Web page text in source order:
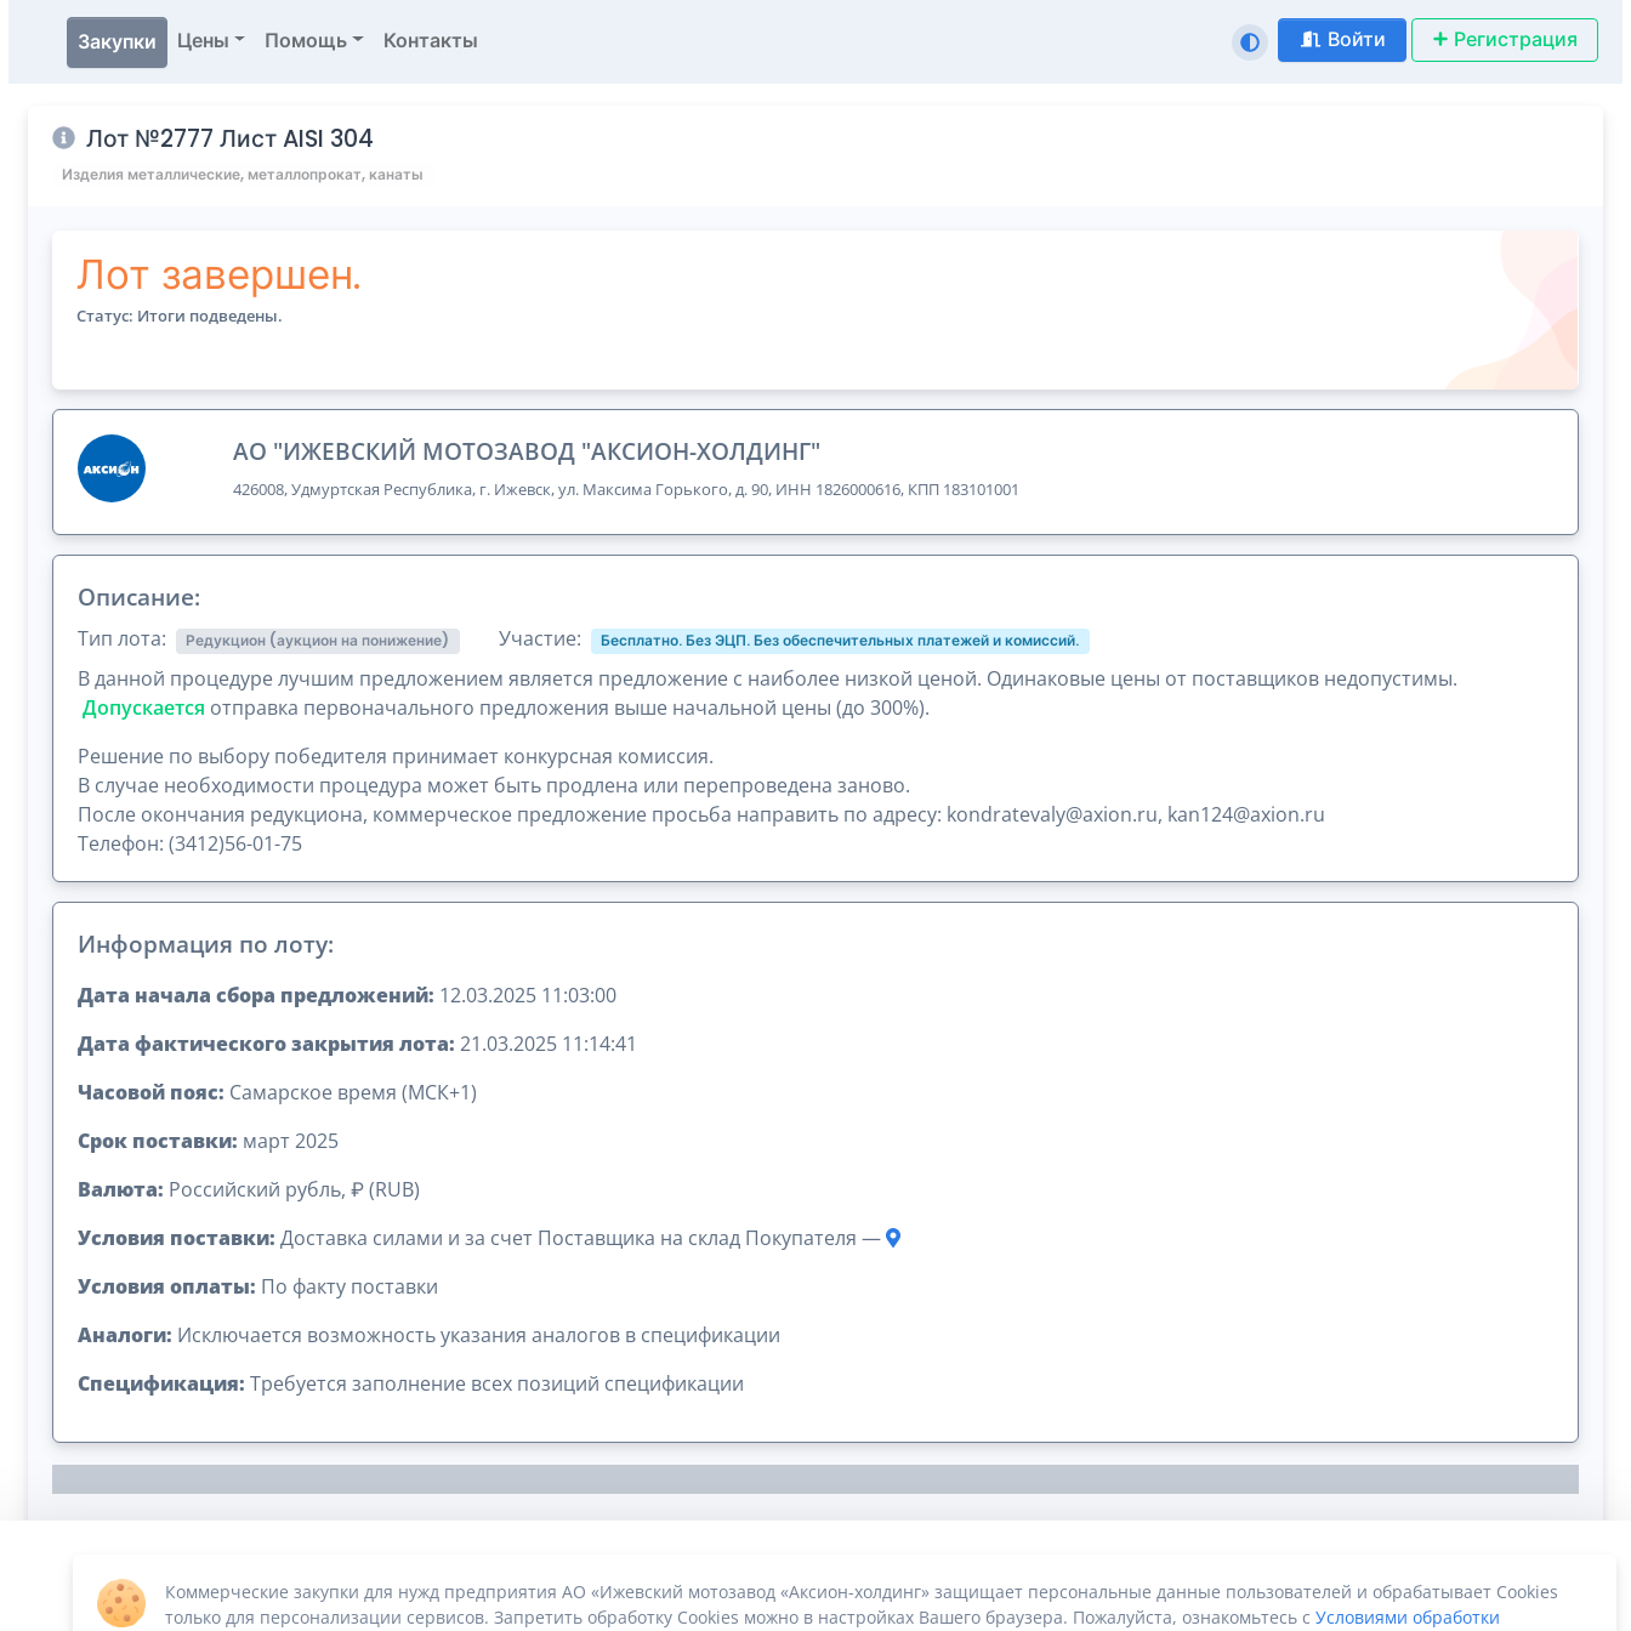
Закупки Цены Помощь Контакты Войти Регистрация
Лот №2777 Лист AISI 304
Изделия металлические, металлопрокат, канаты
Лот завершен.
Статус: Итоги подведены.
АО "ИЖЕВСКИЙ МОТОЗАВОД "АКСИОН-ХОЛДИНГ"
426008, Удмуртская Республика, г. Ижевск, ул. Максима Горького, д. 90, ИНН 1826000616, КПП 183101001
Описание:
Тип лота: Редукцион (аукцион на понижение) Участие: Бесплатно. Без ЭЦП. Без обеспечительных платежей и комиссий.
В данной процедуре лучшим предложением является предложение с наиболее низкой ценой. Одинаковые цены от поставщиков недопустимы.
Допускается отправка первоначального предложения выше начальной цены (до 300%).
Решение по выбору победителя принимает конкурсная комиссия.
В случае необходимости процедура может быть продлена или перепроведена заново.
После окончания редукциона, коммерческое предложение просьба направить по адресу: kondratevaly@axion.ru, kan124@axion.ru
Телефон: (3412)56-01-75
Информация по лоту:
Дата начала сбора предложений: 12.03.2025 11:03:00
Дата фактического закрытия лота: 21.03.2025 11:14:41
Часовой пояс: Самарское время (МСК+1)
Срок поставки: март 2025
Валюта: Российский рубль, ₽ (RUB)
Условия поставки: Доставка силами и за счет Поставщика на склад Покупателя —
Условия оплаты: По факту поставки
Аналоги: Исключается возможность указания аналогов в спецификации
Спецификация: Требуется заполнение всех позиций спецификации
Сумма лота: 1 162 000,00 ₽
Коммерческие закупки для нужд предприятия АО «Ижевский мотозавод «Аксион-холдинг» защищает персональные данные пользователей и обрабатывает Cookies
только для персонализации сервисов. Запретить обработку Cookies можно в настройках Вашего браузера. Пожалуйста, ознакомьтесь с Условиями обработки